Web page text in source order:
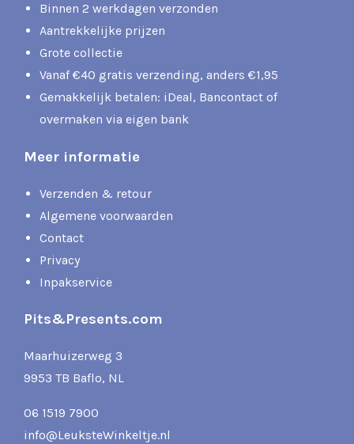
Binnen 2 werkdagen verzonden
Aantrekkelijke prijzen
Grote collectie
Vanaf €40 gratis verzending, anders €1,95
Gemakkelijk betalen: iDeal, Bancontact of
overmaken via eigen bank
Meer informatie
Verzenden & retour
Algemene voorwaarden
Contact
Privacy
Inpakservice
Pits&Presents.com
Maarhuizerweg 3
9953 TB Baflo, NL
06 1519 7900
info@LeuksteWinkeltje.nl